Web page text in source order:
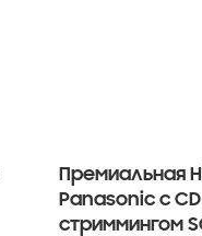
Премиальная
Panasonic с
стриммингом